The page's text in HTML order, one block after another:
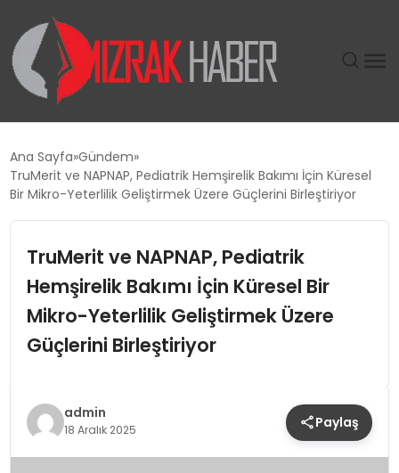
SIYASET
EKONOMI
SPOR
YAŞAM
Ana Sayfa Gündem
TruMerit ve NAPNAP, Pediatrik Hemşirelik Bakımı İçin Küresel
Bir Mikro-Yeterlilik Geliştirmek Üzere Güçlerini Birleştiriyor
TruMerit ve NAPNAP, Pediatrik
Hemşirelik Bakımı İçin Küresel Bir
Mikro-Yeterlilik Geliştirmek Üzere
Güçlerini Birleştiriyor
admin
18 Aralık 2025 Paylaş